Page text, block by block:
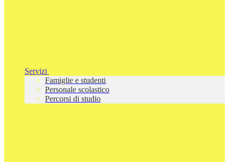
Servizi
Famiglie e studenti
Personale scolastico
Percorsi di studio